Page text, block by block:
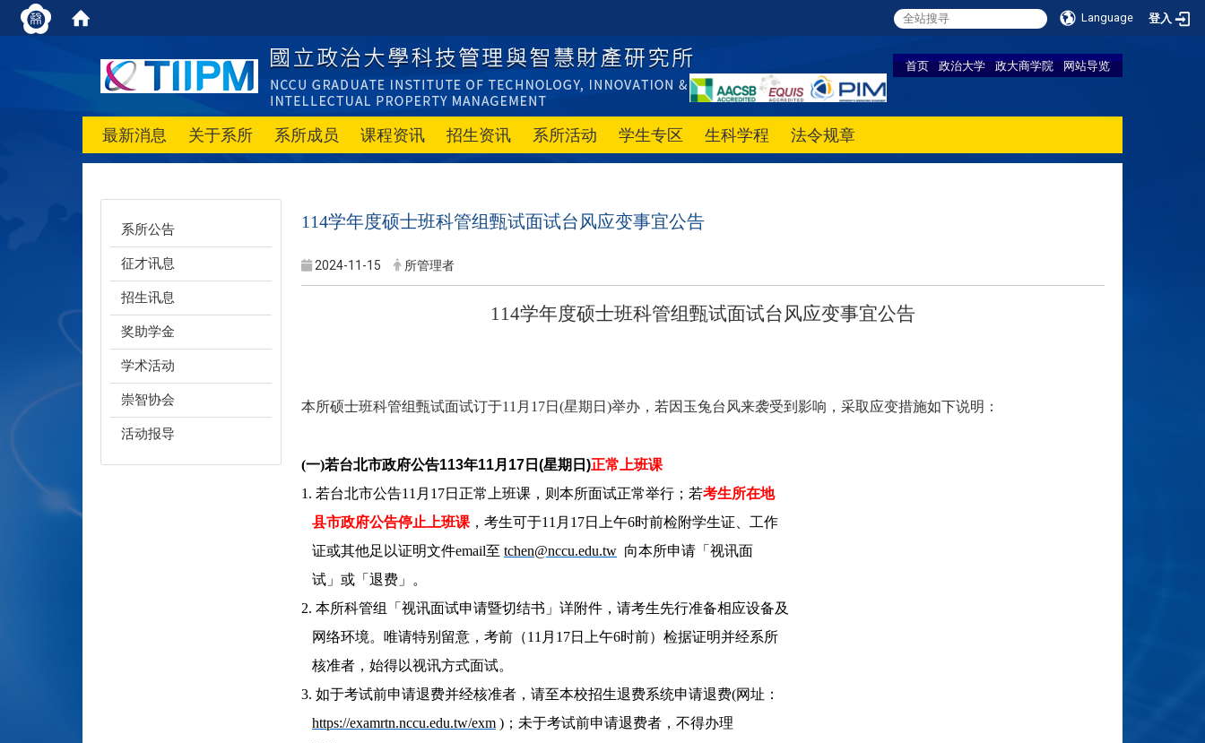
Language 登入
首页 政治大学 政大商学院 网站导览
最新消息 关于系所 系所成员 课程资讯 招生资讯 系所活动 学生专区 生科学程 法令规章
系所公告
征才讯息
招生讯息
奖助学金
学术活动
崇智协会
活动报导
114学年度硕士班科管组甄试面试台风应变事宜公告
2024-11-15 所管理者
114学年度硕士班科管组甄试面试台风应变事宜公告
本所硕士班科管组甄试面试订于11月17日(星期日)举办，若因玉兔台风来袭受到影响，采取应变措施如下说明：
(一)若台北市政府公告113年11月17日(星期日)正常上班课
1. 若台北市公告11月17日正常上班课，则本所面试正常举行；若考生所在地
县市政府公告停止上班课 ，考生可于11月17日上午6时前检附学生证、工作
证或其他足以证明文件email至 tchen@nccu.edu.tw 向本所申请「视讯面
试」或「退费」。
2. 本所科管组「视讯面试申请暨切结书」详附件，请考生先行准备相应设备及
网络环境。唯请特别留意，考前（11月17日上午6时前）检据证明并经系所
核准者，始得以视讯方式面试。
3. 如于考试前申请退费并经核准者，请至本校招生退费系统申请退费(网址：
https://examrtn.nccu.edu.tw/exm ) ；未于考试前申请退费者，不得办理